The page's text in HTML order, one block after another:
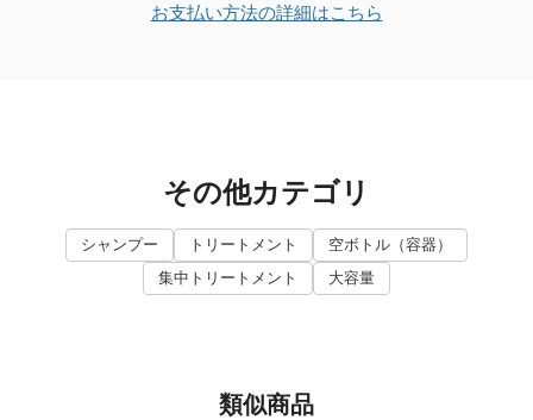
お支払い方法の詳細はこちら
その他カテゴリ
シャンプー トリートメント
空ボトル（容器）
集中トリートメント
大容量
類似商品